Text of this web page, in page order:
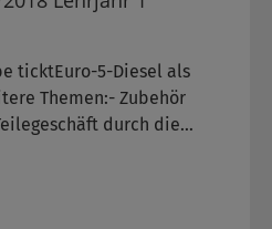
ticktEuro-5-Diesel als
Themen:- Zubehör
durch die